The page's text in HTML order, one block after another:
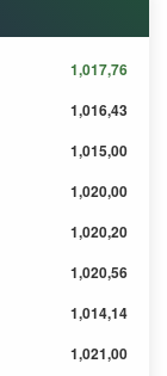
1,017,76
1,016,43
1,015,00
1,020,00
1,020,20
1,020,56
1,014,14
1,021,00